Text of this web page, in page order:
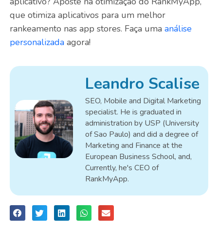
que otimiza aplicativos para um melhor
rankeamento nas app stores. Faça uma análise
personalizada agora!
Leandro Scalise
SEO, Mobile and Digital Marketing
specialist. He is graduated in
administration by USP (University
of Sao Paulo) and did a degree of
Marketing and Finance at the
European Business School, and,
Currently, he's CEO of
RankMyApp.